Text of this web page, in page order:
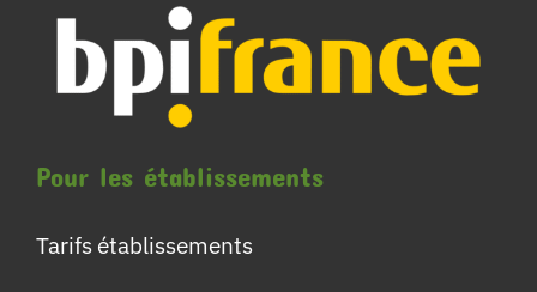
Pour les établissements
Tarifs établissements